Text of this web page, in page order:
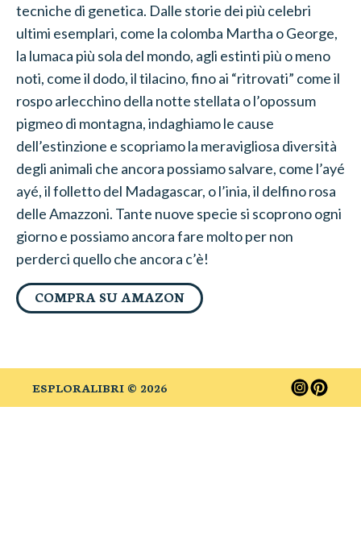
tecniche di genetica. Dalle storie dei più celebri
ultimi esemplari, come la colomba Martha o George,
la lumaca più sola del mondo, agli estinti più o meno
noti, come il dodo, il tilacino, fino ai “ritrovati” come il
rospo arlecchino della notte stellata o l’opossum
pigmeo di montagna, indaghiamo le cause
dell’estinzione e scopriamo la meravigliosa diversità
degli animali che ancora possiamo salvare, come l’ayé
ayé, il folletto del Madagascar, o l’inia, il delfino rosa
delle Amazzoni. Tante nuove specie si scoprono ogni
giorno e possiamo ancora fare molto per non
perderci quello che ancora c’è!
COMPRA SU AMAZON
ESPLORALIBRI © 2026